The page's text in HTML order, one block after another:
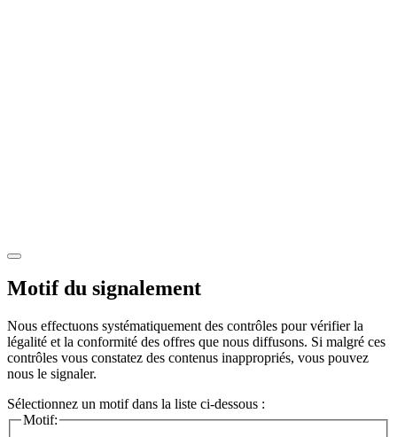
Motif du signalement
Nous effectuons systématiquement des contrôles pour vérifier la
légalité et la conformité des offres que nous diffusons. Si malgré ces
contrôles vous constatez des contenus inappropriés, vous pouvez
nous le signaler.
Sélectionnez un motif dans la liste ci-dessous :
Motif: